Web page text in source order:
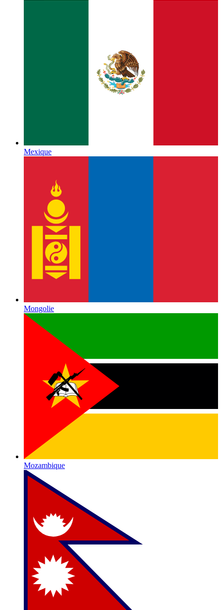
Mexique
Mongolie
Mozambique